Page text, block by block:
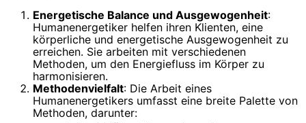
Energetische Balance und Ausgewogenheit:
Humanenergetiker helfen ihren Klienten, eine
körperliche und energetische Ausgewogenheit zu
erreichen. Sie arbeiten mit verschiedenen
Methoden, um den Energiefluss im Körper zu
harmonisieren.
Methodenvielfalt: Die Arbeit eines
Humanenergetikers umfasst eine breite Palette von
Methoden, darunter: